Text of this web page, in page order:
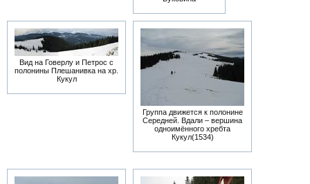
Вид на Говерлу и Петрос с
полонины Плешанивка на хр.
Кукул
Группа движется к полонине
Середней. Вдали – вершина
одноимённого хребта
Кукул(1534)